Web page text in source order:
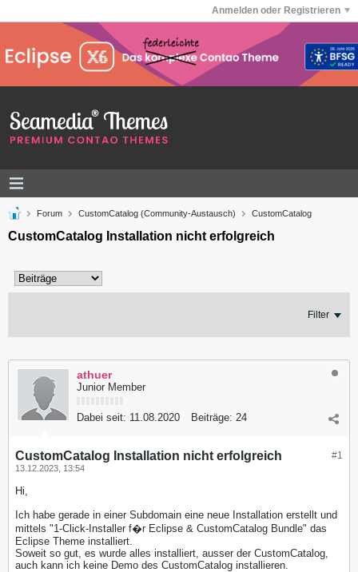
Anmelden oder Registrieren
Forum CustomCatalog (Community-Austausch) CustomCatalog
CustomCatalog Installation nicht erfolgreich
Filter
athuer
Junior Member
Dabei seit: 11.08.2020 Beiträge: 24
#1
CustomCatalog Installation nicht erfolgreich
13.12.2023, 13:54
Hi,
Ich habe gerade in einer Subdomain eine neue Installation erstellt und
mittels "1-Click-Installer f�r Eclipse & CustomCatalog Bundle" das
Eclipse Theme installiert.
Soweit so gut, es wurde alles installiert, ausser der CustomCatalog,
auch kann ich keine Demo des CustomCatalog installieren.